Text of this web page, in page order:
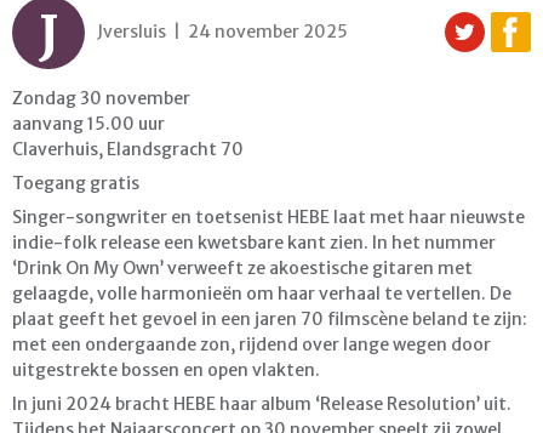
J Jversluis | 24 november 2025
Zondag 30 november
aanvang 15.00 uur
Claverhuis, Elandsgracht 70
Toegang gratis
Singer-songwriter en toetsenist HEBE laat met haar nieuwste
indie-folk release een kwetsbare kant zien. In het nummer
‘Drink On My Own’ verweeft ze akoestische gitaren met
gelaagde, volle harmonieën om haar verhaal te vertellen. De
plaat geeft het gevoel in een jaren 70 filmscène beland te zijn:
met een ondergaande zon, rijdend over lange wegen door
uitgestrekte bossen en open vlakten.
In juni 2024 bracht HEBE haar album ‘Release Resolution’ uit.